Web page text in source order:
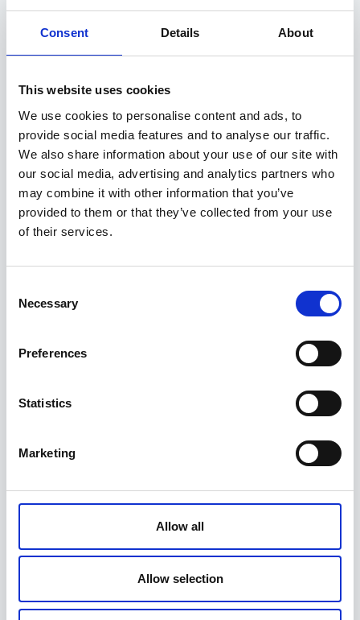
Consent Details About
This website uses cookies
We use cookies to personalise content and ads, to
provide social media features and to analyse our traffic.
We also share information about your use of our site with
our social media, advertising and analytics partners who
may combine it with other information that you’ve
provided to them or that they’ve collected from your use
of their services.
Selection
Necessary
Preferences
Statistics
Marketing
Allow all
Allow selection
Seotud tooted
StalhKaiser